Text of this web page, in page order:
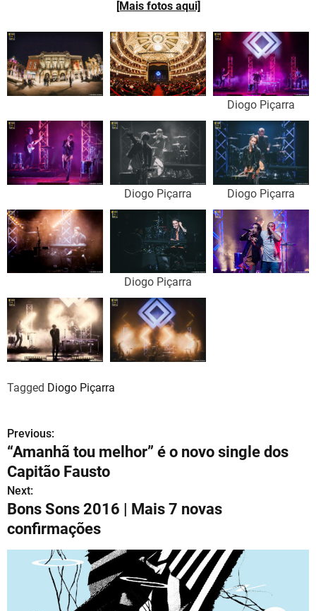
[Mais fotos aqui]
Diogo Piçarra
Diogo Piçarra Diogo Piçarra
Diogo Piçarra
Tagged Diogo Piçarra
N
a
v
e
g
Previous:
“Amanhã tou melhor” é o novo single dos
Capitão Fausto
Next:
Bons Sons 2016 | Mais 7 novas
confirmações